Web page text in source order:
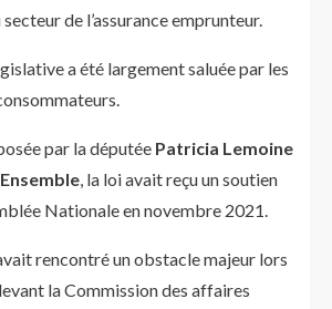
de l’assurance emprunteur.
a été largement saluée par les
par la députée Patricia Lemoine
, la loi avait reçu un soutien
Nationale en novembre 2021.
rencontré un obstacle majeur lors
la Commission des affaires